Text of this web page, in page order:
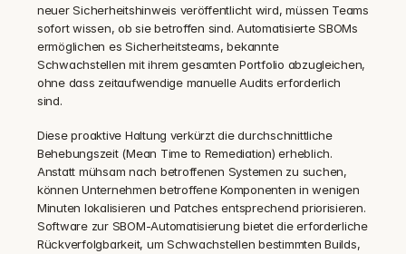
neuer Sicherheitshinweis veröffentlicht wird, müssen Teams
sofort wissen, ob sie betroffen sind. Automatisierte SBOMs
ermöglichen es Sicherheitsteams, bekannte
Schwachstellen mit ihrem gesamten Portfolio abzugleichen,
ohne dass zeitaufwendige manuelle Audits erforderlich
sind.
Diese proaktive Haltung verkürzt die durchschnittliche
Behebungszeit (Mean Time to Remediation) erheblich.
Anstatt mühsam nach betroffenen Systemen zu suchen,
können Unternehmen betroffene Komponenten in wenigen
Minuten lokalisieren und Patches entsprechend priorisieren.
Software zur SBOM-Automatisierung bietet die erforderliche
Rückverfolgbarkeit, um Schwachstellen bestimmten Builds,